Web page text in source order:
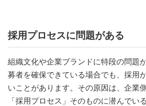
採用プロセスに問題がある
組織文化や企業ブランドに特段の問題
募者を確保できている場合でも、採用
いことがあります。その原因は、企業
「採用プロセス」そのものに潜んでい